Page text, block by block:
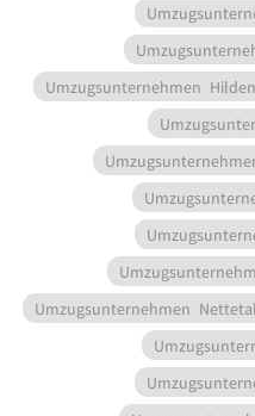
Umzugsunternehmen Hilden
Umzugsunternehmen Nettetal